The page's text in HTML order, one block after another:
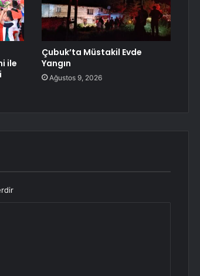
ile
Çubuk’ta Müstakil Evde
Yangın
Ağustos 9, 2026